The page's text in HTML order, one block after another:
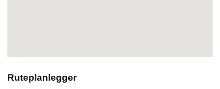
Ruteplanlegger